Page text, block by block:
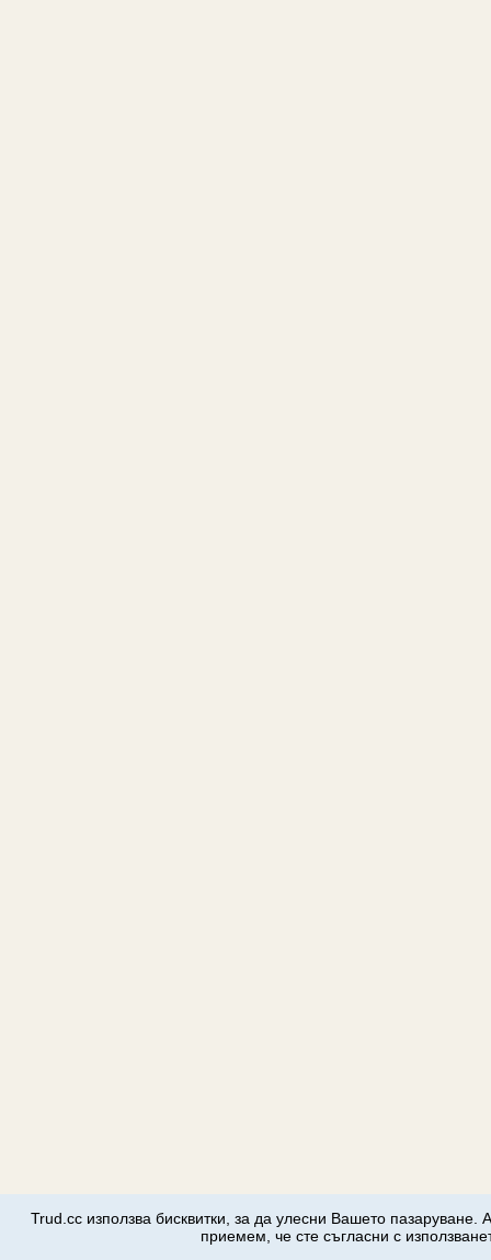
Trud.cc използва бисквитки, за да улесни Вашето пазаруване.
приемем, че сте съгласни с